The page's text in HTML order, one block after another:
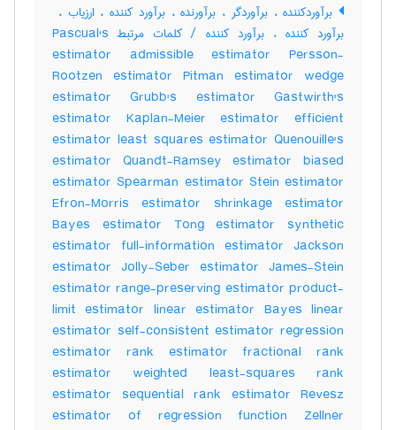
برآوردکننده ، برآوردگر ، برآورنده ، برآورد کننده ، ارزیاب ، ‌
برآورد کننده ، برآورد کننده / کلمات مرتبط Pascual's
estimator admissible estimator Persson-
Rootzen estimator Pitman estimator wedge
estimator Grubb's estimator Gastwirth's
estimator Kaplan-Meier estimator efficient
estimator least squares estimator Quenouille's
estimator Quandt-Ramsey estimator biased
estimator Spearman estimator Stein estimator
Efron-Morris estimator shrinkage estimator
Bayes estimator Tong estimator synthetic
estimator full-information estimator Jackson
estimator Jolly-Seber estimator James-Stein
estimator range-preserving estimator product-
limit estimator linear estimator Bayes linear
estimator self-consistent estimator regression
estimator rank estimator fractional rank
estimator weighted least-squares rank
estimator sequential rank estimator Revesz
estimator of regression function Zellner